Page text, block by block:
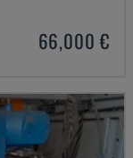
66,000 €